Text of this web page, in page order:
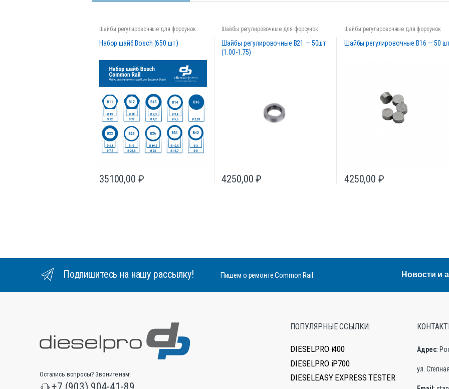
Шайбы регулировочные для форсунок
Набор шайб Bosch (650 шт.)
35100,00 ₽
Шайбы регулировочные для форсунок
Шайбы регулировочные B21 — 50шт
(1.00-1.75)
4250,00₽
Шайбы регулировочные для форсунок
Шайбы регулировочные B16 — 50
4250,00 ₽
Подпишитесь на нашу рассылку! Пишем о ремонте Common Rail Новости и
Остались вопросы? Звоните нам!
ПОПУЛЯРНЫЕ ССЫЛКИ:
DIESELPRO i400
DIESELPRO iP700
DIESELEASY EXPRESS TESTER
Адрес:
ул.